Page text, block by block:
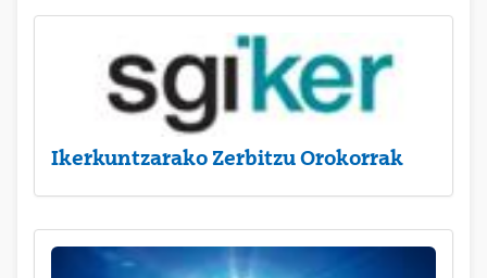
Ikerkuntzarako Zerbitzu Orokorrak